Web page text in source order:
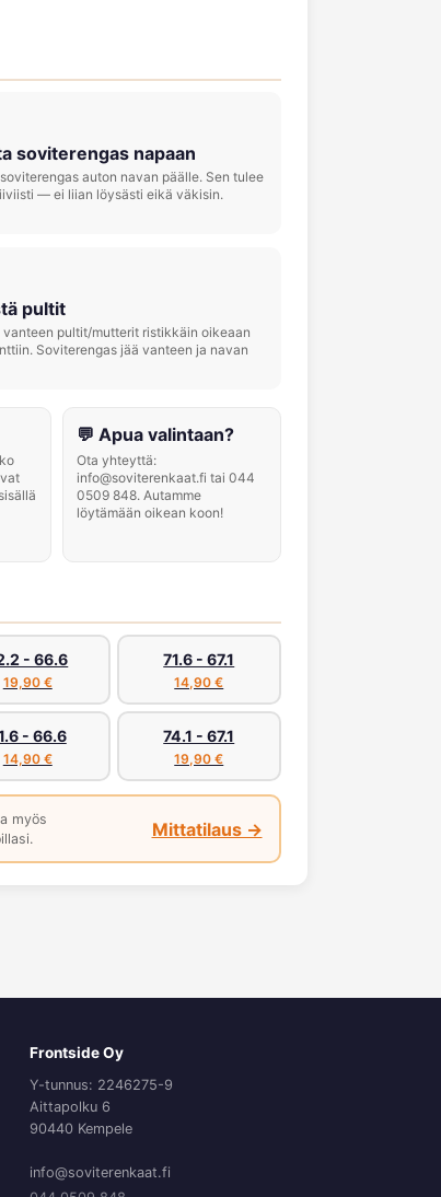
soviterengas napaan
auton navan päälle. Sen tulee
— ei liian löysästi eikä väkisin.
pultit
vanteen pultit/mutterit ristikkäin oikeaan
Soviterengas jää vanteen ja navan
💬 Apua valintaan?
Ota yhteyttä:
info@soviterenkaat.fi tai 044
0509 848. Autamme
löytämään oikean koon!
- 66.6
19,90 €
71.6 - 67.1
14,90 €
- 66.6
14,90 €
74.1 - 67.1
19,90 €
myös
Mittatilaus →
Frontside Oy
Y-tunnus: 2246275-9
Aittapolku 6
90440 Kempele
info@soviterenkaat.fi